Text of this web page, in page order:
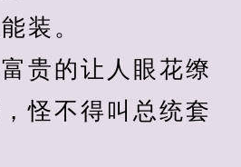
装。
的让人眼花缭
怪不得叫总统套